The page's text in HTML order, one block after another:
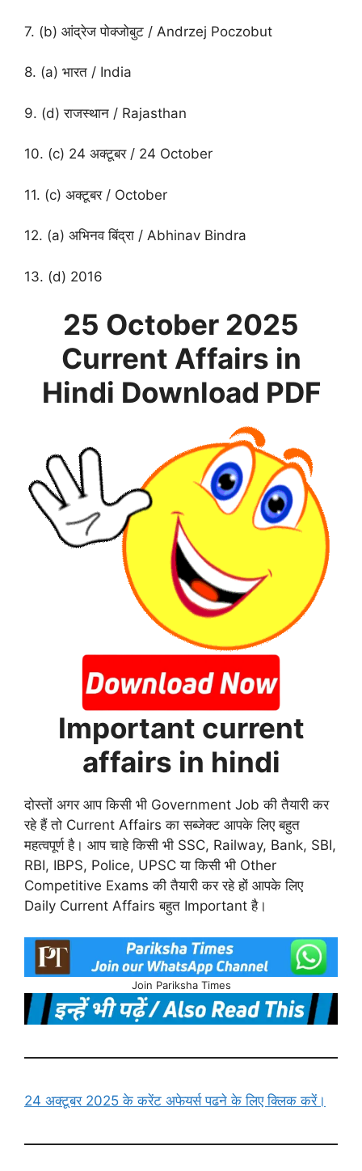
7. (b) आंद्रेज पोक्जोबुट / Andrzej Poczobut
8. (a) भारत / India
9. (d) राजस्थान / Rajasthan
10. (c) 24 अक्टूबर / 24 October
11. (c) अक्टूबर / October
12. (a) अभिनव बिंद्रा / Abhinav Bindra
13. (d) 2016
25 October 2025
Current Affairs in
Hindi Download PDF
Important current
affairs in hindi
दोस्तों अगर आप किसी भी Government Job की तैयारी कर
रहे हैं तो Current Affairs का सब्जेक्ट आपके लिए बहुत
महत्वपूर्ण है। आप चाहे किसी भी SSC, Railway, Bank, SBI,
RBI, IBPS, Police, UPSC या किसी भी Other
Competitive Exams की तैयारी कर रहे हों आपके लिए
Daily Current Affairs बहुत Important है।
Join Pariksha Times
24 अक्टूबर 2025 के करेंट अफेयर्स पढने के लिए क्लिक करें।